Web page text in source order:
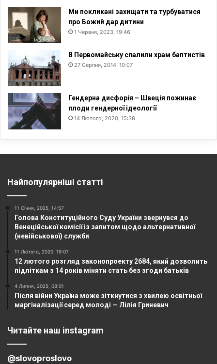
Ми покликані захищати та турбуватися
про Божий дар дитини
1 Червня, 2023, 19:46
В Первомайську спалили храм баптистів
27 Серпня, 2014, 10:07
Гендерна дисфорія – Швеція пожинає
плоди гендерної ідеології
14 Лютого, 2020, 15:38
Найпопулярніші статті
11 Січня, 2025, 14:57
Голова Конституційного Суду України звернувся до
Венеційської комісії із запитом щодо альтернативної
(невійськової) служби
11 Лютого, 2020, 19:07
12 лютого розгляд законопроекту 2684, який дозволить
підліткам з 14 років міняти стать без згоди батьків
4 Липня, 2025, 08:01
Після війни Україна може зіткнутися з хвилею освітньої
маргіналізації серед молоді — Лілія Гриневич
Читайте наш instagram
@slovoproslovo